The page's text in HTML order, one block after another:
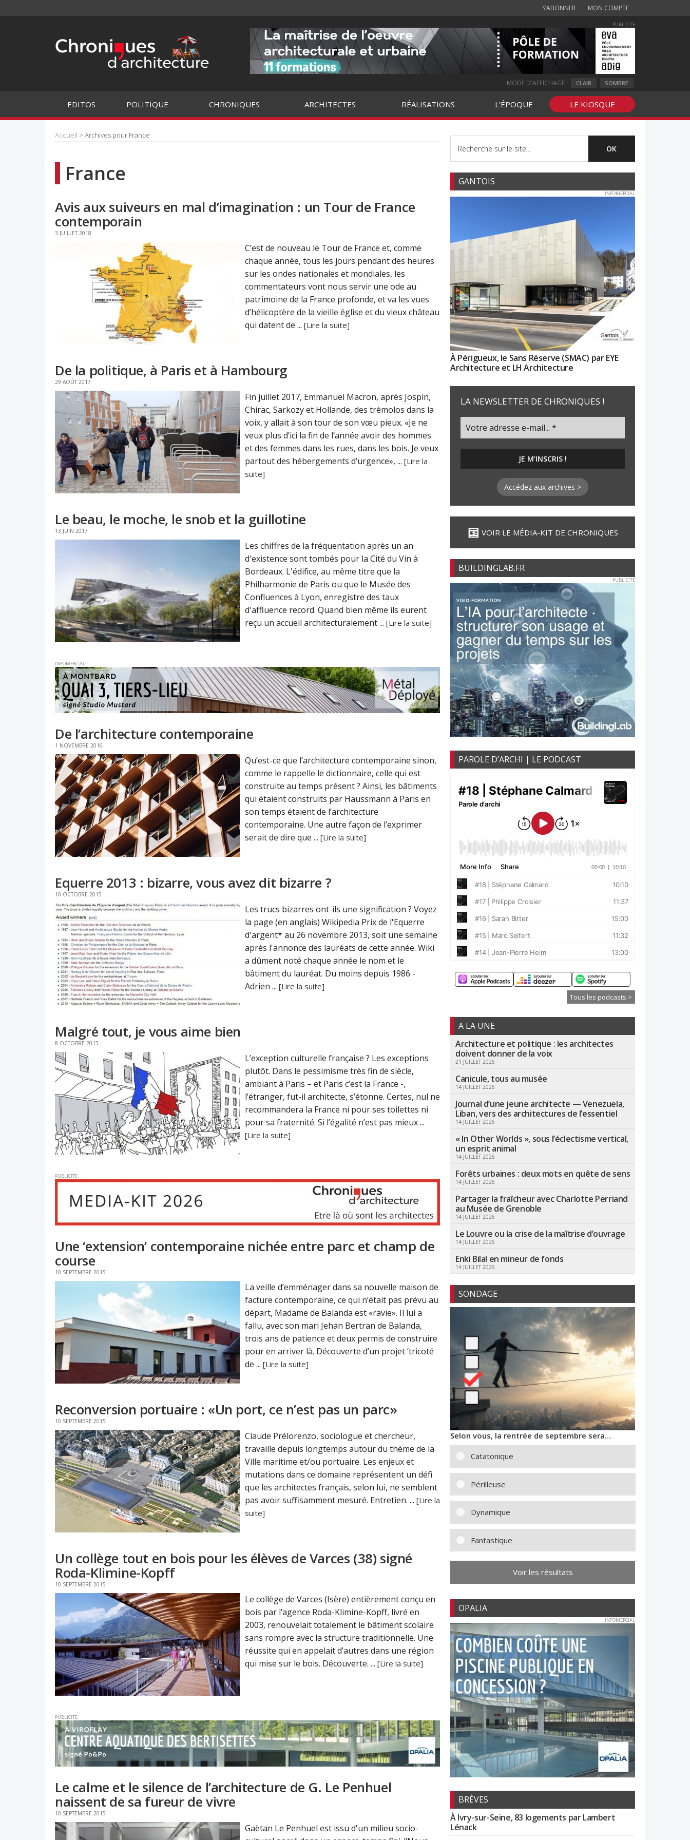
S’ABONNER MON COMPTE
PUBLICITE
MODE D'AFFICHAGE : CLAIR SOMBRE
EDITOS POLITIQUE CHRONIQUES ARCHITECTES RÉALISATIONS L’ÉPOQUE LE KIOSQUE
Accueil > Archives pour France
France
Avis aux suiveurs en mal d’imagination : un Tour de France
contemporain
3 JUILLET 2018
C’est de nouveau le Tour de France et, comme
chaque année, tous les jours pendant des heures
sur les ondes nationales et mondiales, les
commentateurs vont nous servir une ode au
patrimoine de la France profonde, et va les vues
d’hélicoptère de la vieille église et du vieux château
qui datent de ... [Lire la suite]
De la politique, à Paris et à Hambourg
29 AOÛT 2017
Fin juillet 2017, Emmanuel Macron, après Jospin,
Chirac, Sarkozy et Hollande, des trémolos dans la
voix, y allait à son tour de son vœu pieux. «Je ne
veux plus d’ici la fin de l’année avoir des hommes
et des femmes dans les rues, dans les bois. Je veux
partout des hébergements d’urgence», ... [Lire la
suite]
Le beau, le moche, le snob et la guillotine
13 JUIN 2017
Les chiffres de la fréquentation après un an
d'existence sont tombés pour la Cité du Vin à
Bordeaux. L'édifice, au même titre que la
Philharmonie de Paris ou que le Musée des
Confluences à Lyon, enregistre des taux
d'affluence record. Quand bien même ils eurent
reçu un accueil architecturalement ... [Lire la suite]
INFOMERCIAL
De l’architecture contemporaine
1 NOVEMBRE 2016
Qu’est-ce que l’architecture contemporaine sinon,
comme le rappelle le dictionnaire, celle qui est
construite au temps présent ? Ainsi, les bâtiments
qui étaient construits par Haussmann à Paris en
son temps étaient de l’architecture
contemporaine. Une autre façon de l’exprimer
serait de dire que ... [Lire la suite]
Equerre 2013 : bizarre, vous avez dit bizarre ?
10 OCTOBRE 2015
Les trucs bizarres ont-ils une signification ? Voyez
la page (en anglais) Wikipedia Prix de l'Equerre
d'argent* au 26 novembre 2013, soit une semaine
après l'annonce des lauréats de cette année. Wiki
a dûment noté chaque année le nom et le
bâtiment du lauréat. Du moins depuis 1986 -
Adrien ... [Lire la suite]
Malgré tout, je vous aime bien
8 OCTOBRE 2015
L’exception culturelle française ? Les exceptions
plutôt. Dans le pessimisme très fin de siècle,
ambiant à Paris – et Paris c’est la France -,
l’étranger, fut-il architecte, s’étonne. Certes, nul ne
recommandera la France ni pour ses toilettes ni
pour sa fraternité. Si l’égalité n’est pas mieux ...
[Lire la suite]
PUBLICITE
Une ‘extension’ contemporaine nichée entre parc et champ de
course
10 SEPTEMBRE 2015
La veille d’emménager dans sa nouvelle maison de
facture contemporaine, ce qui n’était pas prévu au
départ, Madame de Balanda est «ravie». Il lui a
fallu, avec son mari Jehan Bertran de Balanda,
trois ans de patience et deux permis de construire
pour en arriver là. Découverte d’un projet ‘tricoté
de ... [Lire la suite]
Reconversion portuaire : «Un port, ce n’est pas un parc»
10 SEPTEMBRE 2015
Claude Prélorenzo, sociologue et chercheur,
travaille depuis longtemps autour du thème de la
Ville maritime et/ou portuaire. Les enjeux et
mutations dans ce domaine représentent un défi
que les architectes français, selon lui, ne semblent
pas avoir suffisamment mesuré. Entretien. ... [Lire la
suite]
Un collège tout en bois pour les élèves de Varces (38) signé
Roda-Klimine-Kopff
10 SEPTEMBRE 2015
Le collège de Varces (Isère) entièrement conçu en
bois par l’agence Roda-Klimine-Kopff, livré en
2003, renouvelait totalement le bâtiment scolaire
sans rompre avec la structure traditionnelle. Une
réussite qui en appelait d’autres dans une région
qui mise sur le bois. Découverte. ... [Lire la suite]
PUBLICITE
Le calme et le silence de l’architecture de G. Le Penhuel
naissent de sa fureur de vivre
10 SEPTEMBRE 2015
Gaëtan Le Penhuel est issu d'un milieu socio-
GANTOIS
INFOMERCIAL
À Périgueux, le Sans Réserve (SMAC) par EYE
Architecture et LH Architecture
LA NEWSLETTER DE CHRONIQUES !
Accédez aux archives >
VOIR LE MÉDIA-KIT DE CHRONIQUES
BUILDINGLAB.FR
PUBLICITE
PAROLE D’ARCHI | LE PODCAST
Tous les podcasts >
A LA UNE
Architecture et politique : les architectes
doivent donner de la voix
21 JUILLET 2026
Canicule, tous au musée
14 JUILLET 2026
Journal d’une jeune architecte — Venezuela,
Liban, vers des architectures de l’essentiel
14 JUILLET 2026
« In Other Worlds », sous l’éclectisme vertical,
un esprit animal
14 JUILLET 2026
Forêts urbaines : deux mots en quête de sens
14 JUILLET 2026
Partager la fraîcheur avec Charlotte Perriand
au Musée de Grenoble
14 JUILLET 2026
Le Louvre ou la crise de la maîtrise d’ouvrage
14 JUILLET 2026
Enki Bilal en mineur de fonds
14 JUILLET 2026
SONDAGE
Selon vous, la rentrée de septembre sera…
Catatonique
Périlleuse
Dynamique
Fantastique
Voir les résultats
OPALIA
INFOMERCIAL
BRÈVES
À Ivry-sur-Seine, 83 logements par Lambert
Lénack